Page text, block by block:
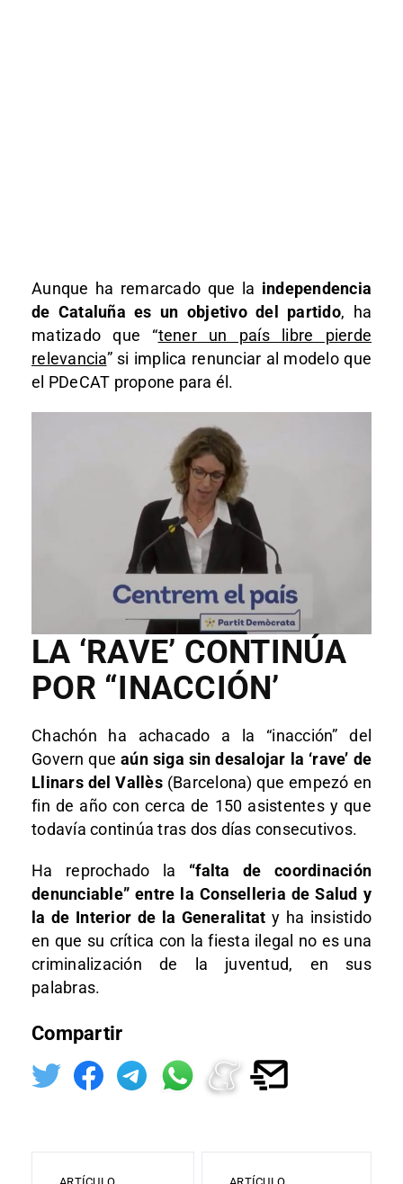
Aunque ha remarcado que la independencia
de Cataluña es un objetivo del partido, ha
matizado que “tener un país libre pierde
relevancia” si implica renunciar al modelo que
el PDeCAT propone para él.
LA ‘RAVE’ CONTINÚA
POR “INACCIÓN’
Chachón ha achacado a la “inacción” del
Govern queaún siga sin desalojar la ‘rave’ de
Llinars del Vallès(Barcelona) que empezó en
fin de año con cerca de 150 asistentes y que
todavía continúa tras dos días consecutivos.
Ha reprochado la “falta de coordinación
denunciable” entre la Conselleria de Salud y
la de Interior de la Generalitat y ha insistido
en que su crítica con la fiesta ilegal no es una
criminalización de la juventud, en sus
palabras.
Compartir